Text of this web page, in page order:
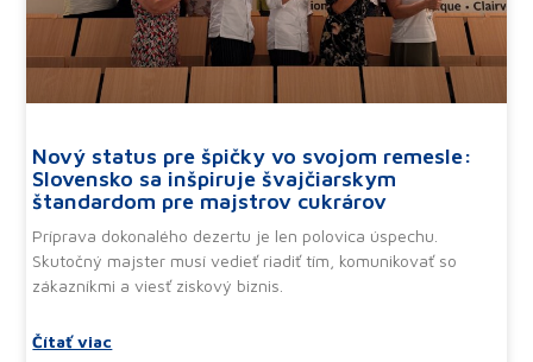
Nový status pre špičky vo svojom remesle:
Slovensko sa inšpiruje švajčiarskym
štandardom pre majstrov cukrárov
Príprava dokonalého dezertu je len polovica úspechu.
Skutočný majster musí vedieť riadiť tím, komunikovať so
zákazníkmi a viesť ziskový biznis.
Čítať viac